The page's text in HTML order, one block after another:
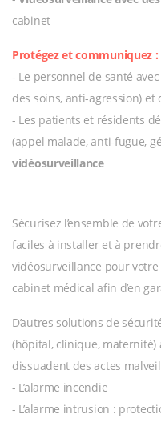
cabinet
Protégez et communiquez :
- Le personnel de santé
des soins, anti-agression) et
- Les patients et résidents
(appel malade, anti-fugue,
vidéosurveillance
Sécurisez l’ensemble de
faciles à installer et à
vidéosurveillance pour
cabinet médical afin d’en
D’autres solutions de
(hôpital, clinique,
dissuadent des actes
- L’alarme incendie
- L’alarme intrusion :